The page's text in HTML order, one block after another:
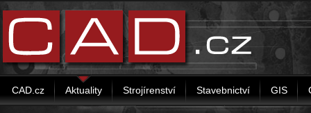
CAD.cz Aktuality Strojírenství Stavebnictví GIS